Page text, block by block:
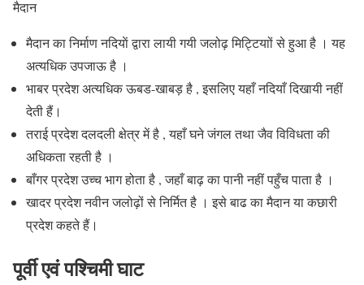
मैदान
मैदान का निर्माण नदियाें द्वारा लायी गयी जलोढ़ मिट्टियाों से हुआ है । यह
अत्यधिक उपजाऊ है ।
भाबर प्रदेश अत्यधिक ऊबड-खाबड़ है , इसलिए यहाँ नदियाँ दिखायी नहीं
देती हैं।
तराई प्रदेश दलदली क्षेत्र में है , यहाँ घने जंगल तथा जैव विविधता की
अधिकता रहती है ।
बाँगर प्रदेश उच्च भाग होता है , जहाँ बाढ़ का पानी नहीं पहुँच पाता है ।
खादर प्रदेश नवीन जलोढ़ों से निर्मित है । इसे बाढ का मैदान या कछारी
प्रदेश कहते हैं।
पूर्वी एवं पश्चिमी घाट